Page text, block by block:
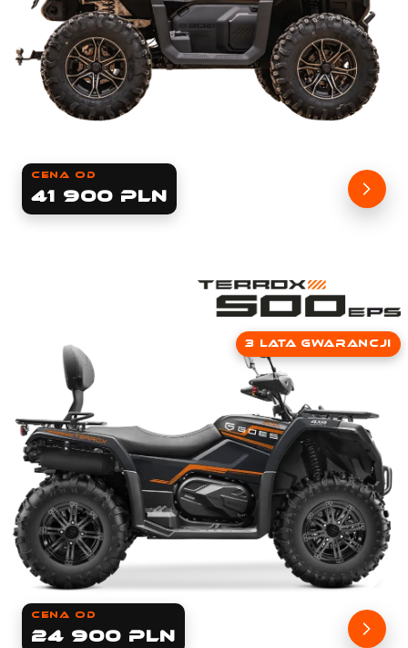
cena od
41 900 PLN
3 lata gwarancji
cena od
24 900 PLN